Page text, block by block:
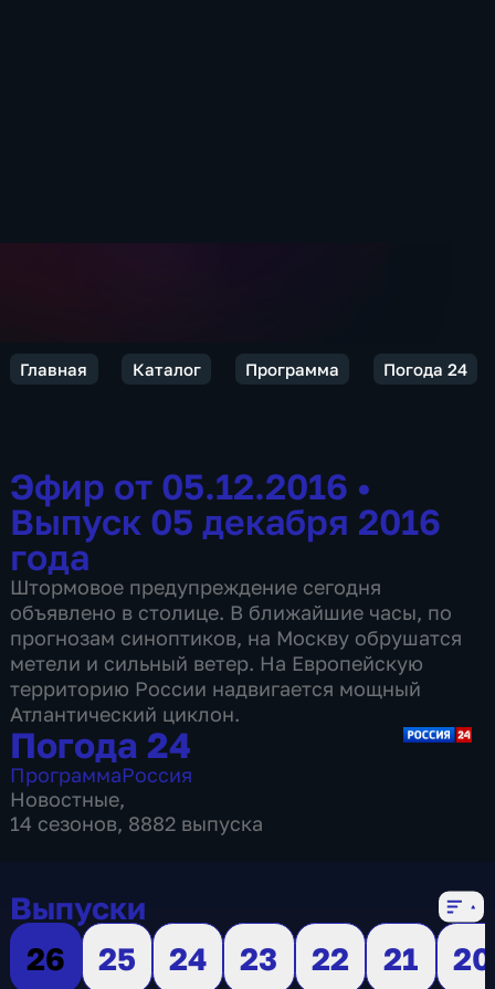
Главная Каталог Программа Погода 24
Эфир от 05.12.2016 •
Выпуск 05 декабря 2016
года
Штормовое предупреждение сегодня
объявлено в столице. В ближайшие часы, по
прогнозам синоптиков, на Москву обрушатся
метели и сильный ветер. На Европейскую
территорию России надвигается мощный
Атлантический циклон.
Погода 24
ПрограммаРоссия
Новостные,
14 сезонов, 8882 выпуска
Выпуски
26
25 24 23 22 21
20